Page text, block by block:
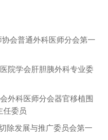
协会普通外科医师分会第一
院学会肝胆胰外科专业委
外科医师分会器官移植围
任委员
除发展与推广委员会第一